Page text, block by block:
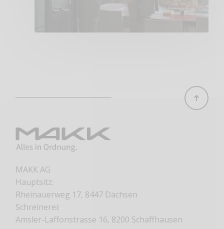
MAKK AG
Hauptsitz:
Rheinauerweg 17, 8447 Dachsen
Schreinerei:
Amsler-Laffonstrasse 16, 8200 Schaffhausen